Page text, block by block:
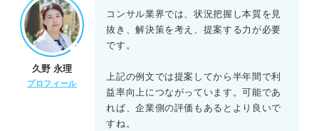
久野 永理
プロフィール
コンサル業界では、状況把握し本質を見
抜き、解決策を考え、提案する力が必要
です。
上記の例文では提案してから半年間で利
益率向上につながっています。可能であ
れば、企業側の評価もあるとより良いで
すね。